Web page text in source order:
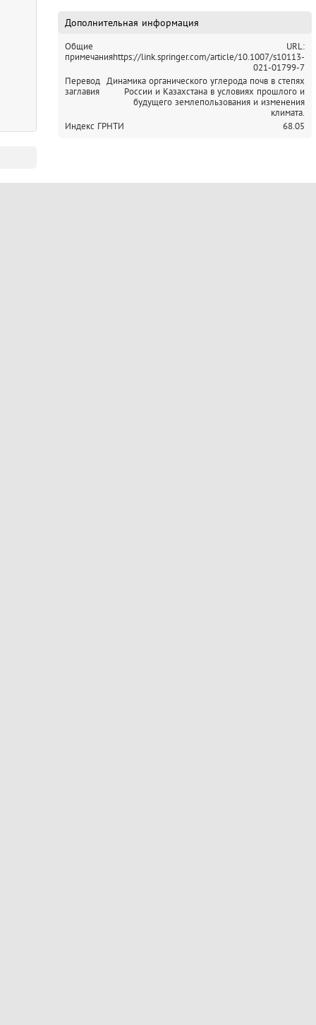
Дополнительная информация
Общие
примечания
URL:
https://link.springer.com/article/10.1007/s10113-
021-01799-7
Перевод
заглавия
Динамика органического углерода почв в степях
России и Казахстана в условиях прошлого и
будущего землепользования и изменения
климата.
Индекс ГРНТИ
68.05